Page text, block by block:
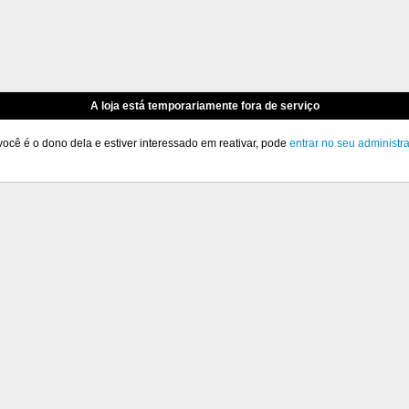
A loja está temporariamente fora de serviço
é o dono dela e estiver interessado em reativar, pode entrar no seu